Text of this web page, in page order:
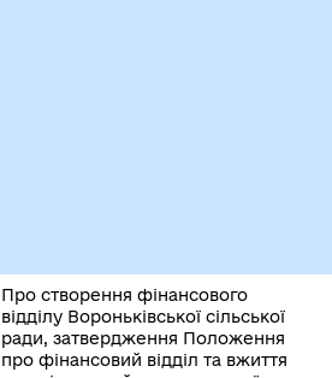
Про створення фінансового
відділу Вороньківської сільської
ради, затвердження Положення
про фінансовий відділ та вжиття